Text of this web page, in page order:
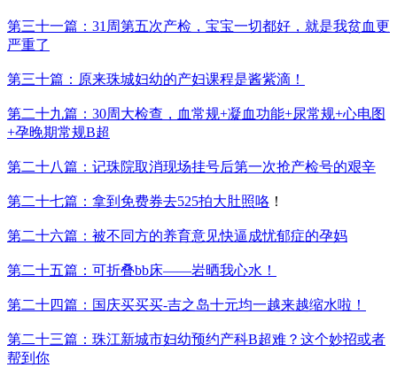
第三十一篇：31周第五次产检，宝宝一切都好，就是我贫血更
严重了
第三十篇：原来珠城妇幼的产妇课程是酱紫滴！
第二十九篇：30周大检查，血常规+凝血功能+尿常规+心电图
+孕晚期常规B超
第二十八篇：记珠院取消现场挂号后第一次抢产检号的艰辛
第二十七篇：拿到免费券去525拍大肚照咯 ！
第二十六篇：被不同方的养育意见快逼成忧郁症的孕妈
第二十五篇：可折叠bb床——岩晒我心水！
第二十四篇：国庆买买买-吉之岛十元均一越来越缩水啦！
第二十三篇：珠江新城市妇幼预约产科B超难？这个妙招或者
帮到你